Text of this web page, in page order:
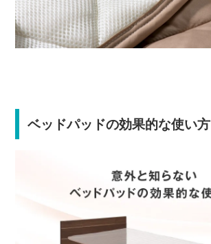
ベッドパッドの効果的な使い方